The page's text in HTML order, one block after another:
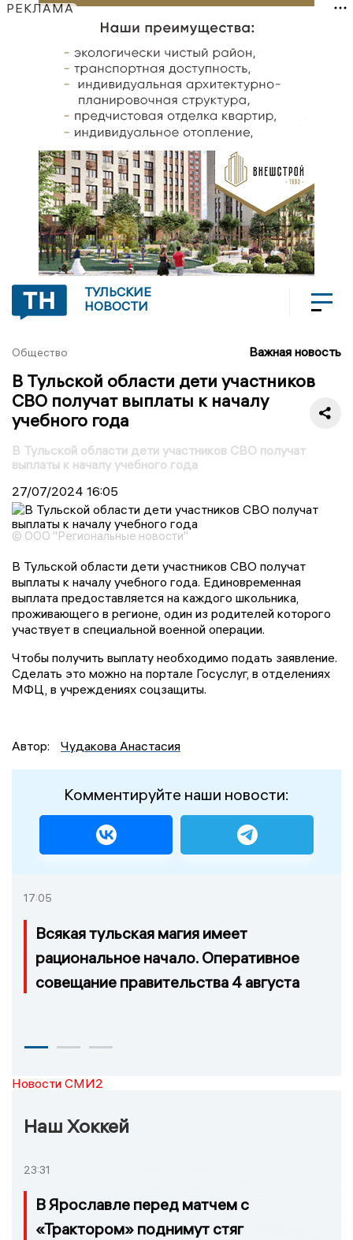
РЕКЛАМА
ТУЛЬСКИЕ
НОВОСТИ
Общество Важная новость
В Тульской области дети участников
СВО получат выплаты к началу
учебного года
В Тульской области дети участников СВО получат
выплаты к началу учебного года
27/07/2024 16:05
© ООО "Региональные новости"
В Тульской области дети участников СВО получат
выплаты к началу учебного года. Единовременная
выплата предоставляется на каждого школьника,
проживающего в регионе, один из родителей которого
участвует в специальной военной операции.
Чтобы получить выплату необходимо подать заявление.
Сделать это можно на портале Госуслуг, в отделениях
МФЦ, в учреждениях соцзащиты.
Автор: Чудакова Анастасия
Комментируйте наши новости:
17:05
Всякая тульская магия имеет
рациональное начало. Оперативное
совещание правительства 4 августа
Новости СМИ2
Наш Хоккей
23:31
В Ярославле перед матчем с
«Трактором» поднимут стяг